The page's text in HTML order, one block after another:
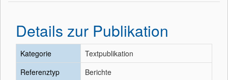
Details zur Publikation
Kategorie
Textpublikation
Referenztyp
Berichte